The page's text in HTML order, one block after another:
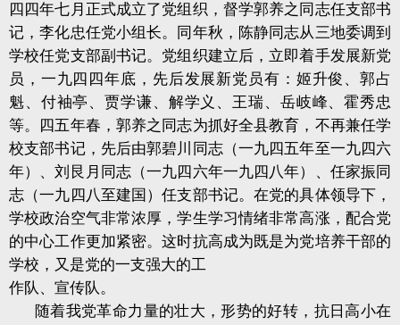
四四年七月正式成立了党组织，督学郭养之同志任支部书
记，李化忠任党小组长。同年秋，陈静同志从三地委调到
学校任党支部副书记。党组织建立后，立即着手发展新党
员，一九四四年底，先后发展新党员有：姬升俊、郭占
魁、付袖亭、贾学谦、解学义、王瑞、岳岐峰、霍秀忠
等。四五年春，郭养之同志为抓好全县教育，不再兼任学
校支部书记，先后由郭碧川同志（一九四五年至一九四六
年）、刘艮月同志（一九四六年一九四八年）、任家振同
志（一九四八至建国）任支部书记。在党的具体领导下，
学校政治空气非常浓厚，学生学习情绪非常高涨，配合党
的中心工作更加紧密。这时抗高成为既是为党培养干部的
学校，又是党的一支强大的工
作队、宣传队。
随着我党革命力量的壮大，形势的好转，抗日高小在